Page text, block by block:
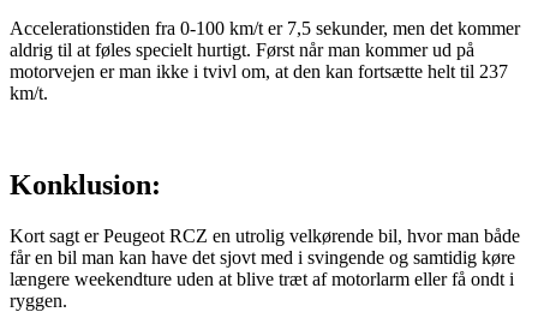
Accelerationstiden fra 0-100 km/t er 7,5 sekunder, men det kommer
aldrig til at føles specielt hurtigt. Først når man kommer ud på
motorvejen er man ikke i tvivl om, at den kan fortsætte helt til 237
km/t.
Konklusion:
Kort sagt er Peugeot RCZ en utrolig velkørende bil, hvor man både
får en bil man kan have det sjovt med i svingende og samtidig køre
længere weekendture uden at blive træt af motorlarm eller få ondt i
ryggen.